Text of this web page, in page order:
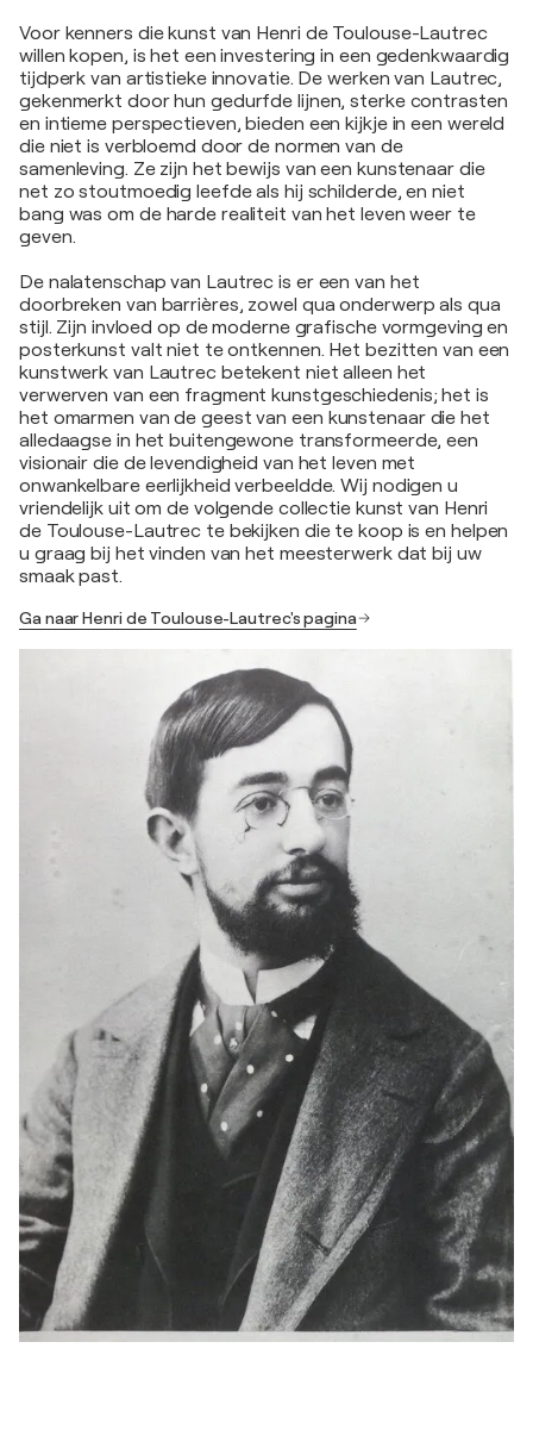
Voor kenners die kunst van Henri de Toulouse-Lautrec
willen kopen, is het een investering in een gedenkwaardig
tijdperk van artistieke innovatie. De werken van Lautrec,
gekenmerkt door hun gedurfde lijnen, sterke contrasten
en intieme perspectieven, bieden een kijkje in een wereld
die niet is verbloemd door de normen van de
samenleving. Ze zijn het bewijs van een kunstenaar die
net zo stoutmoedig leefde als hij schilderde, en niet
bang was om de harde realiteit van het leven weer te
geven.
De nalatenschap van Lautrec is er een van het
doorbreken van barrières, zowel qua onderwerp als qua
stijl. Zijn invloed op de moderne grafische vormgeving en
posterkunst valt niet te ontkennen. Het bezitten van een
kunstwerk van Lautrec betekent niet alleen het
verwerven van een fragment kunstgeschiedenis; het is
het omarmen van de geest van een kunstenaar die het
alledaagse in het buitengewone transformeerde, een
visionair die de levendigheid van het leven met
onwankelbare eerlijkheid verbeeldde. Wij nodigen u
vriendelijk uit om de volgende collectie kunst van Henri
de Toulouse-Lautrec te bekijken die te koop is en helpen
u graag bij het vinden van het meesterwerk dat bij uw
smaak past.
Ga naar Henri de Toulouse-Lautrec's pagina